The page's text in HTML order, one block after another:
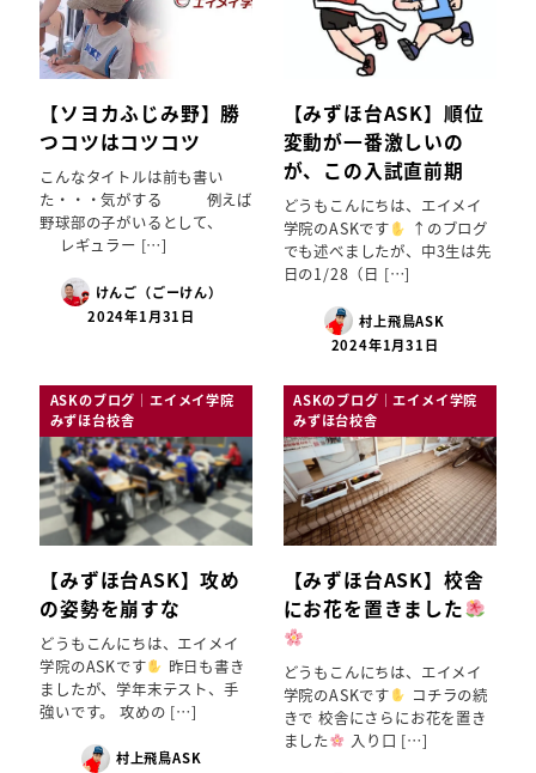
【ソヨカふじみ野】勝
つコツはコツコツ
こんなタイトルは前も書い
た・・・気がする 例えば
野球部の子がいるとして、
レギュラー […]
けんご（ごーけん）
2024年1月31日
【みずほ台ASK】順位
変動が一番激しいの
が、この入試直前期
どうもこんにちは、エイメイ
学院のASKです
↑のブログ
でも述べましたが、中3生は先
日の1/28（日 […]
村上飛鳥ASK
2024年1月31日
ASKのブログ｜エイメイ学院
みずほ台校舎
【みずほ台ASK】攻め
の姿勢を崩すな
どうもこんにちは、エイメイ
学院のASKです
昨日も書き
ましたが、学年末テスト、手
強いです。 攻めの […]
村上飛鳥ASK
ASKのブログ｜エイメイ学院
みずほ台校舎
【みずほ台ASK】校舎
にお花を置きました
どうもこんにちは、エイメイ
学院のASKです
コチラの続
きで 校舎にさらにお花を置き
ました
入り口 […]